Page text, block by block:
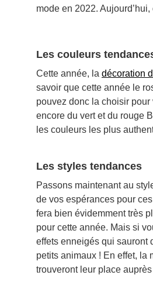
mode en 2022.
Les couleurs
Cette année, la décoration
savoir que cette année le
pouvez donc la choisir
encore du vert et du rouge
les couleurs les plus
Les styles tendances
Passons maintenant au
de vos espérances pour
fera bien évidemment très
pour cette année. Mais si
effets enneigés qui sauront
petits animaux ! En effet, la
trouveront leur place